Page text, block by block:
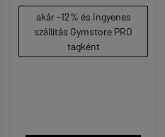
akár -12% és ingyenes
szállítás Gymstore PRO
tagként